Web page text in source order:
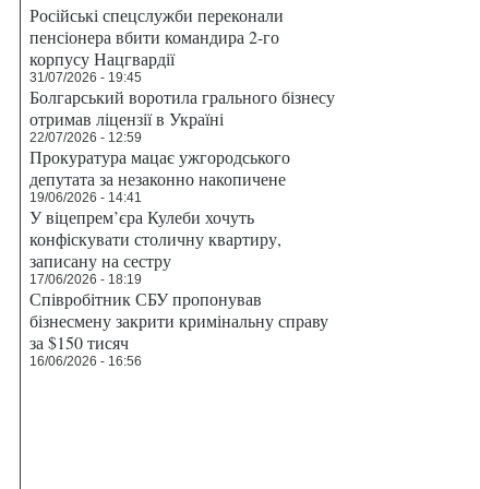
Російські спецслужби переконали
пенсіонера вбити командира 2-го
корпусу Нацгвардії
31/07/2026 - 19:45
Болгарський воротила грального бізнесу
отримав ліцензії в Україні
22/07/2026 - 12:59
Прокуратура мацає ужгородського
депутата за незаконно накопичене
19/06/2026 - 14:41
У віцепрем’єра Кулеби хочуть
конфіскувати столичну квартиру,
записану на сестру
17/06/2026 - 18:19
Співробітник СБУ пропонував
бізнесмену закрити кримінальну справу
за $150 тисяч
16/06/2026 - 16:56